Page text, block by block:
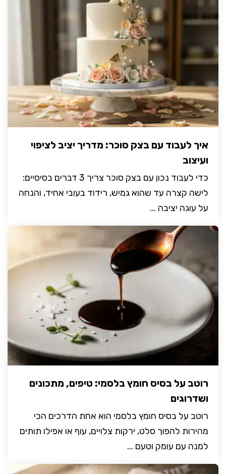
איך לעבוד עם בצק סוכר: מדריך יציב לציפוי
ועיצוב
כדי לעבוד נכון עם בצק סוכר צריך 3 דברים בסיסיים:
לישה קצרה עד שהוא גמיש, רידוד בעובי אחיד, והנחה
על עוגה יציבה ...
רוטב על בסיס חומץ בלסמי: טיפים, מתכונים
ושדרוגים
רוטב על בסיס חומץ בלסמי הוא אחת הדרכים הכי
מהירות להפוך סלט, ירקות צלויים, עוף או אפילו תותים
למנה עם עומק וטעם ...